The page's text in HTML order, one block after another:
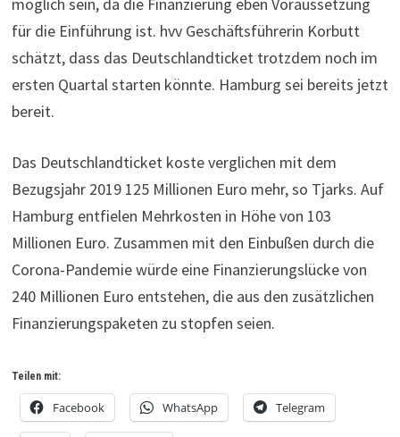
möglich sein, da die Finanzierung eben Voraussetzung
für die Einführung ist. hvv Geschäftsführerin Korbutt
schätzt, dass das Deutschlandticket trotzdem noch im
ersten Quartal starten könnte. Hamburg sei bereits jetzt
bereit.
Das Deutschlandticket koste verglichen mit dem
Bezugsjahr 2019 125 Millionen Euro mehr, so Tjarks. Auf
Hamburg entfielen Mehrkosten in Höhe von 103
Millionen Euro. Zusammen mit den Einbußen durch die
Corona-Pandemie würde eine Finanzierungslücke von
240 Millionen Euro entstehen, die aus den zusätzlichen
Finanzierungspaketen zu stopfen seien.
Teilen mit:
Facebook WhatsApp Telegram